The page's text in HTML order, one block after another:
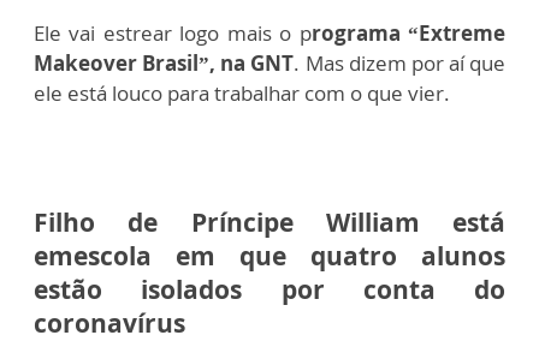
Ele vai estrear logo mais o programa “Extreme
Makeover Brasil”, na GNT. Mas dizem por aí que
ele está louco para trabalhar com o que vier.
Filho de Príncipe William está
emescola em que quatro alunos
estão isolados por conta do
coronavírus